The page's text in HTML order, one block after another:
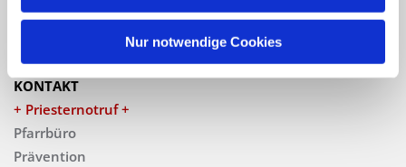
Nur notwendige Cookies
Gottesdienste
KONTAKT
+ Priesternotruf +
Pfarrbüro
Prävention